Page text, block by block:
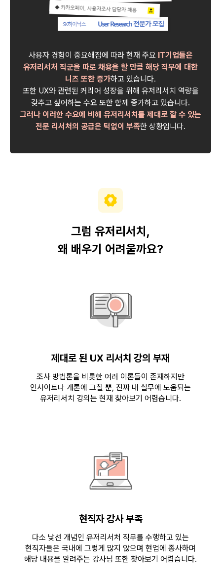
사용자 경험이 중요해짐에 따라 현재 주요 IT기업들은
유저리서처 직군을 따로 채용을 할 만큼 해당 직무에 대한
니즈 또한 증가하고 있습니다.
또한 UX와 관련된 커리어 성장을 위해 유저리서치 역량을
갖추고 싶어하는 수요 또한 함께 증가하고 있습니다.
그러나 이러한 수요에 비해 유저리서치를 제대로 할 수 있는
전문 리서처의 공급은 턱없이 부족한 상황입니다.
그럼 유저리서치,
왜 배우기 어려울까요?
제대로 된 UX 리서치 강의 부재
조사 방법론을 비롯한 여러 이론들이 존재하지만
인사이트나 개론에 그칠 뿐, 진짜 내 실무에 도움되는
유저리서치 강의는 현재 찾아보기 어렵습니다.
현직자 강사 부족
다소 낯선 개념인 유저리서처 직무를 수행하고 있는
현직자들은 국내에 그렇게 많지 않으며 현업에 종사하며
해당 내용을 알려주는 강사님 또한 찾아보기 어렵습니다.